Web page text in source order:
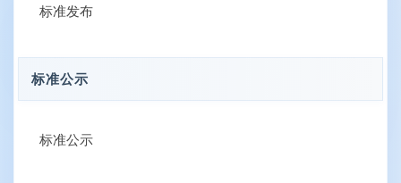
标准发布
标准公示
标准公示